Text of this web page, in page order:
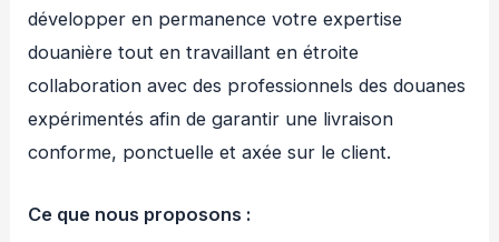
développer en permanence votre expertise
douanière tout en travaillant en étroite
collaboration avec des professionnels des douanes
expérimentés afin de garantir une livraison
conforme, ponctuelle et axée sur le client.
Ce que nous proposons :